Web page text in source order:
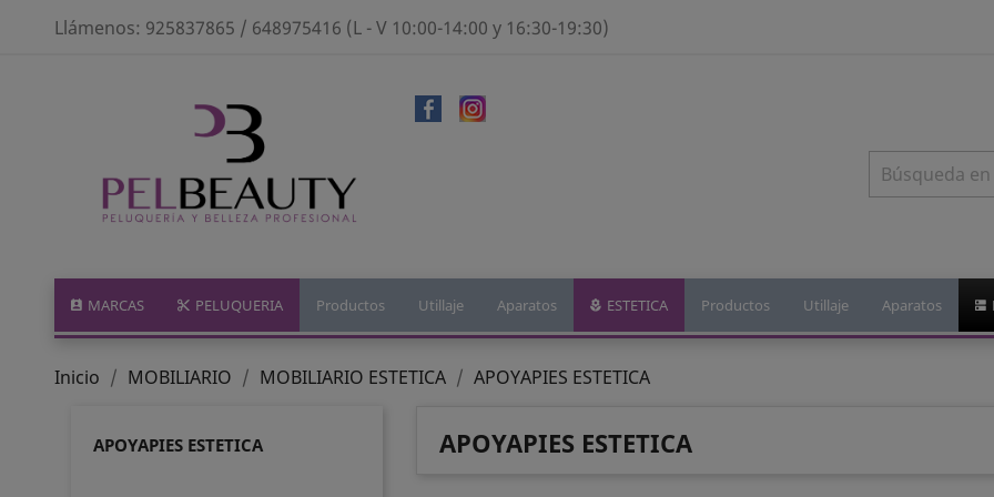
Llámenos: 925837865 / 648975416 (L - V 10:00-14:00 y 16:30-19:30)
MARCAS PELUQUERIA Productos Utillaje Aparatos ESTETICA Productos Utillaje Aparatos
Inicio MOBILIARIO MOBILIARIO ESTETICA APOYAPIES ESTETICA
APOYAPIES ESTETICA APOYAPIES ESTETICA